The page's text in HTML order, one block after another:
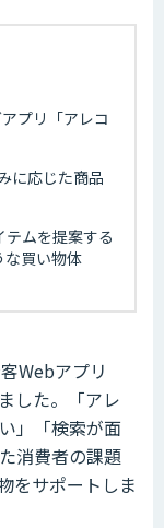
プリ「アレコ
に応じた商品
ムを提案する
な買い物体
Webアプリ
した。「アレ
」「検索が面
消費者の課題
をサポートしま